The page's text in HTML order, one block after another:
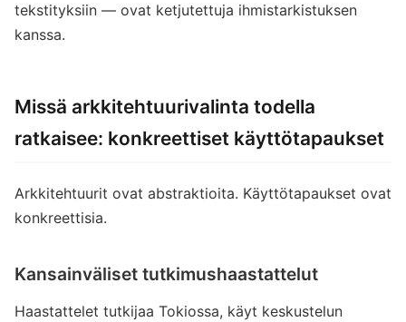
tekstityksiin — ovat ketjutettuja ihmistarkistuksen
kanssa.
Missä arkkitehtuurivalinta todella
ratkaisee: konkreettiset käyttötapaukset
Arkkitehtuurit ovat abstraktioita. Käyttötapaukset ovat
konkreettisia.
Kansainväliset tutkimushaastattelut
Haastattelet tutkijaa Tokiossa, käyt keskustelun